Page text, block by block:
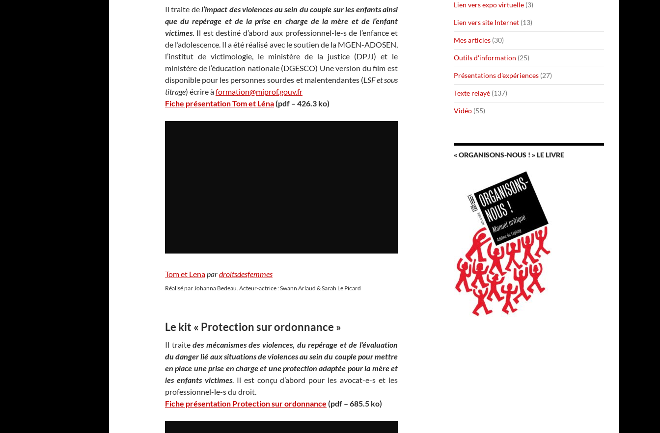
Il traite del’impact des violences au sein du couple sur les enfants ainsi
que du repérage et de la prise en charge de la mère et de l’enfant
victimes. Il est destiné d’abord aux professionnel-le-s de l’enfance et
de l’adolescence. Il a été réalisé avec le soutien de la MGEN-ADOSEN,
l’institut de victimologie, le ministère de la justice (DPJJ) et le
ministère de l’éducation nationale (DGESCO) Une version du film est
disponible pour les personnes sourdes et malentendantes (LSF et sous
titrage) écrire àformation@miprof.gouv.fr
Fiche présentation Tom et Léna(pdf – 426.3 ko)
Tom et Lenapardroitsdesfemmes
Réalisé par Johanna Bedeau. Acteur-actrice : Swann Arlaud & Sarah Le Picard
Le kit « Protection sur ordonnance »
Il traitedes mécanismes des violences, du repérage et de l’évaluation
du danger lié aux situations de violences au sein du couple pour mettre
en place une prise en charge et une protection adaptée pour la mère et
les enfants victimes. Il est conçu d’abord pour les avocat-e-s et les
professionnel-le-s du droit.
Fiche présentation Protection sur ordonnance (pdf – 685.5 ko)
Lien vers expo virtuelle (3)
Lien vers site Internet (13)
Mes articles (30)
Outils d'information (25)
Présentations d'expériences (27)
Texte relayé (137)
Vidéo (55)
« ORGANISONS-NOUS ! » LE LIVRE